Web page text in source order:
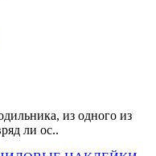
из одного из
ли ос..